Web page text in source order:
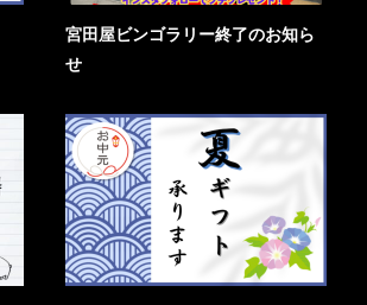
宮田屋ビンゴラリー終了のお知ら
せ